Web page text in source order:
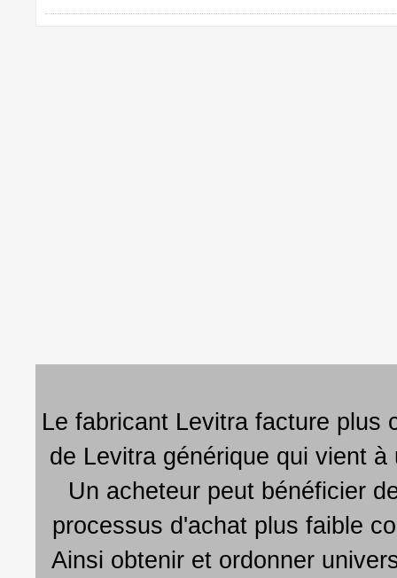
Le fabricant Levitra facture plus
de Levitra générique qui vient
Un acheteur peut bénéficier
processus d'achat plus faible
Ainsi obtenir et ordonner